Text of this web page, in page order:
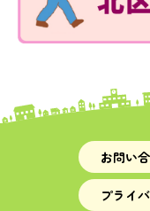
お問い
プライ